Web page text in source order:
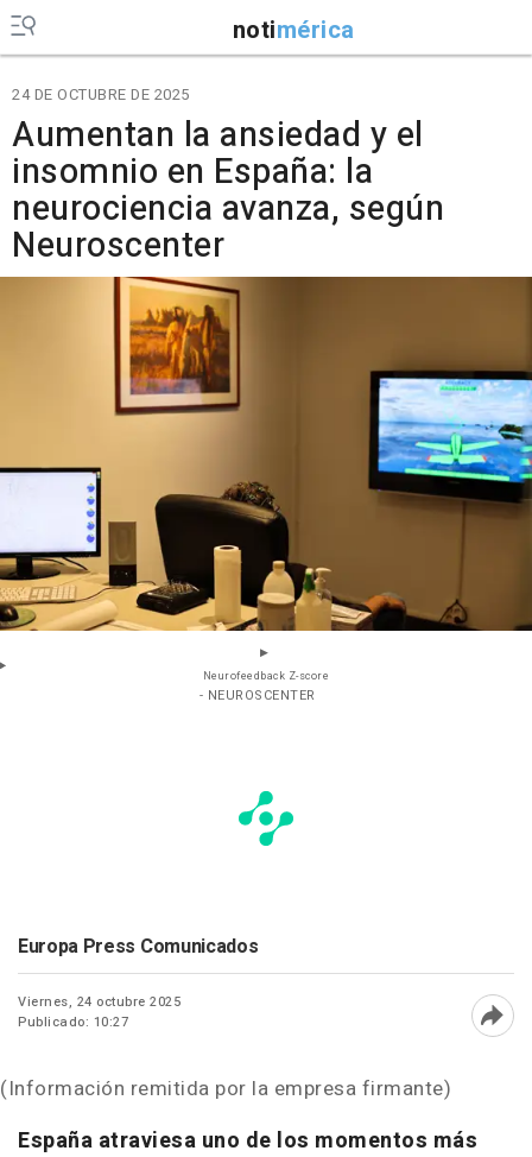
notimérica
24 DE OCTUBRE DE 2025
Aumentan la ansiedad y el
insomnio en España: la
neurociencia avanza, según
Neuroscenter
Neurofeedback Z-score
- NEUROSCENTER
Europa Press Comunicados
Viernes, 24 octubre 2025
Publicado: 10:27
(Información remitida por la empresa firmante)
España atraviesa uno de los momentos más